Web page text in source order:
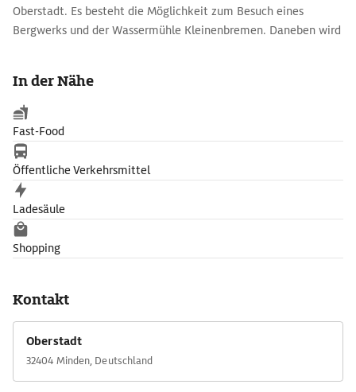
Oberstadt. Es besteht die Möglichkeit zum Besuch eines
Bergwerks und der Wassermühle Kleinenbremen. Daneben wird
In der Nähe
Fast-Food
Öffentliche Verkehrsmittel
Ladesäule
Shopping
Kontakt
Oberstadt
32404 Minden, Deutschland